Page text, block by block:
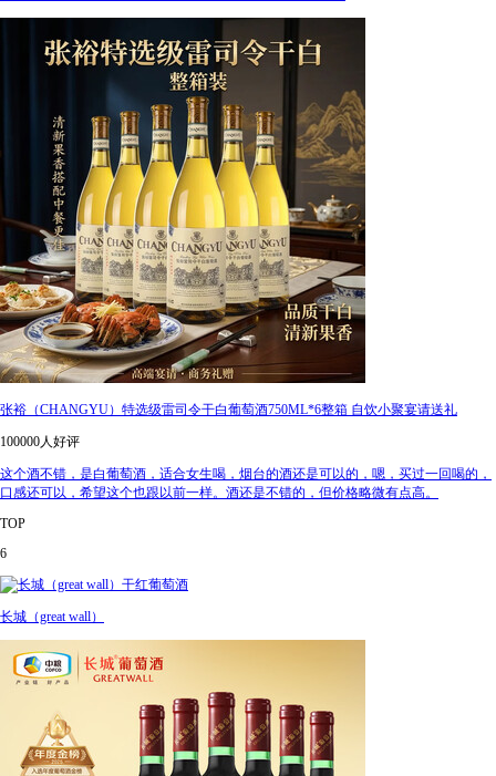
张裕（CHANGYU）特选级雷司令干白葡萄酒750ML*6整箱 自饮小聚宴请送礼
100000人好评
这个酒不错，是白葡萄酒，适合女生喝，烟台的酒还是可以的，嗯，买过一回喝的，
口感还可以，希望这个也跟以前一样。酒还是不错的，但价格略微有点高。
TOP
6
长城（great wall）